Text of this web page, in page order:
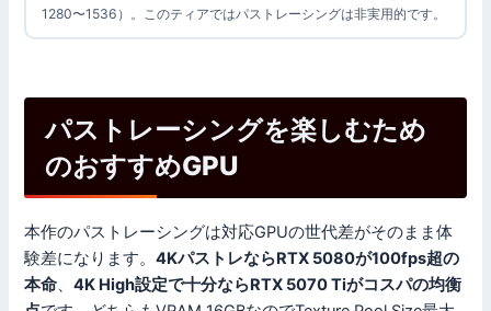
1280〜1536）。このティアではパストレーシングは非実用的です。
パストレーシングを楽しむため
のおすすめGPU
本作のパストレーシングは対応GPUの世代差がそのまま体
験差になります。4KパストレならRTX 5080が100fps超の
本命、4K High設定で十分ならRTX 5070 Tiがコスパの均衡